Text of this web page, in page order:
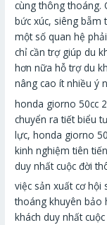
cùng thông thoáng.
bức xúc, siêng bẵm
một số quan hệ
chỉ cần trợ giúp du
hơn nữa hỗ trợ du
nâng cao ít nhiều ý
honda giorno 50cc
chuyển ra tiết biểu
lực, honda giorno
kinh nghiệm tiên
duy nhất cuộc đời
việc sản xuất cơ hội
thoáng khuyên bảo
khách duy nhất